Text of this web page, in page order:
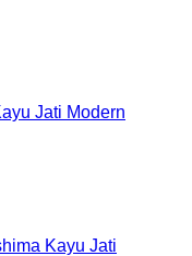
Jati Modern
Kayu Jati